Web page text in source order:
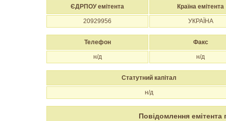
ЄДРПОУ емітента Країна емітента
20929956 УКРАЇНА
Телефон Факс
н/д н/д
Статутний капітал
н/д
Повідомлення